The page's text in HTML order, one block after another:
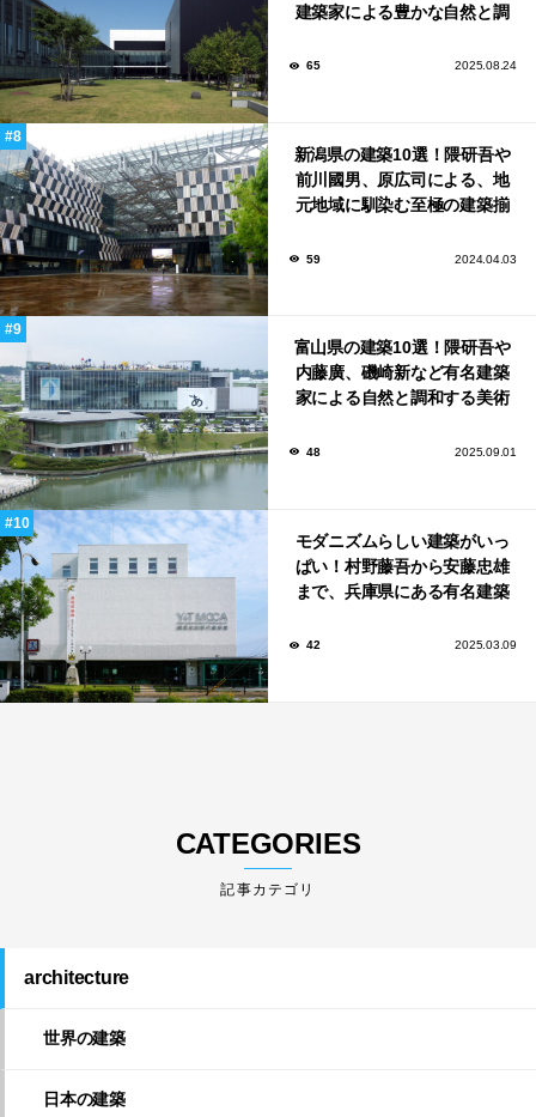
建築家による豊かな自然と調
65 2025.08.24
新潟県の建築10選！隈研吾や
前川國男、原広司による、地
元地域に馴染む至極の建築揃
59 2024.04.03
富山県の建築10選！隈研吾や
内藤廣、磯崎新など有名建築
家による自然と調和する美術
48 2025.09.01
モダニズムらしい建築がいっ
ぱい！村野藤吾から安藤忠雄
まで、兵庫県にある有名建築
42 2025.03.09
CATEGORIES
architecture
世界の建築
日本の建築